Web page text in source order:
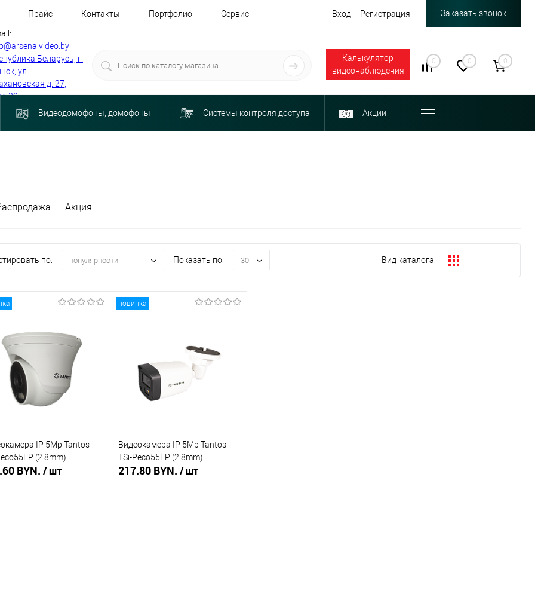
Прайс Контакты Портфолио Сервис Вход Регистрация Заказать звонок
Беларусь, г.
ул.
д. 27,
30
Калькулятор
видеонаблюдения
0 0 0
Видеодомофоны, домофоны Системы контроля доступа Акции
Акция
по: популярности Показать по: 30 Вид каталога:
IP 5Mp Tantos
(2.8mm)
BYN. / шт
новинка
Видеокамера IP 5Mp Tantos
TSi-Peco55FP (2.8mm)
217.80 BYN. / шт